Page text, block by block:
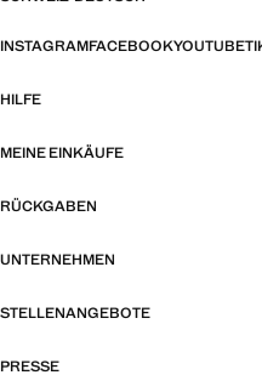
INSTAGRAMFACEBOOKYOUTUBE
HILFE
MEINE EINKÄUFE
RÜCKGABEN
UNTERNEHMEN
STELLENANGEBOTE
PRESSE